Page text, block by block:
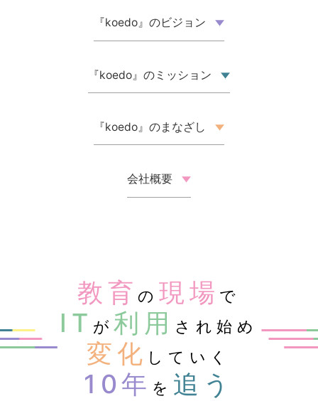
『koedo』のビジョン
『koedo』のミッション
『koedo』のまなざし
会社概要
教育の 現場 で
IT が利用 され始め
変化 していく
10年 を 追う